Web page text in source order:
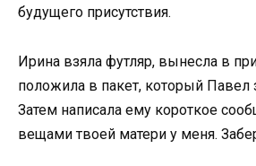
будущего присутствия.
Ирина взяла футляр, вынесла в
положила в пакет, который Павел
Затем написала ему короткое
вещами твоей матери у меня.